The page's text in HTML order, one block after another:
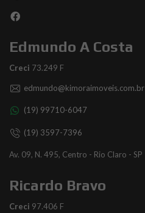
Edmundo A Costa
Creci 73.249 F
edmundo@kimoraimoveis.com.br
(19) 99710-6047
(19) 3597-7396
Av. 09, N. 495, Centro - Rio Claro - SP
Ricardo Bravo
Creci 97.406 F